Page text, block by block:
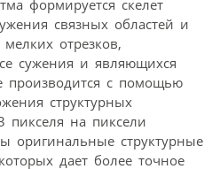
формируется скелет
связных областей и
отрезков,
сужения и являющихся
с помощью
структурных
пикселя на пиксели
оригинальные структурные
дает более точное